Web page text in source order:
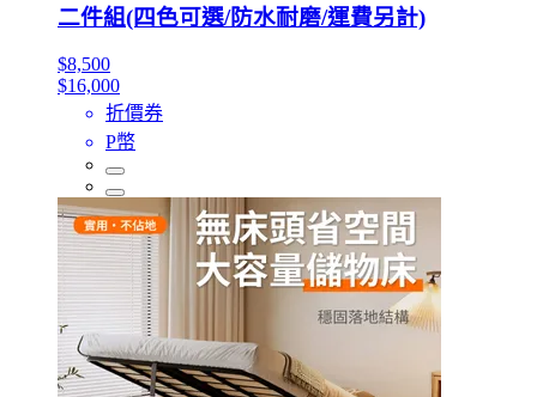
二件組(四色可選/防水耐磨/運費另計)
$8,500
$16,000
折價券
P幣